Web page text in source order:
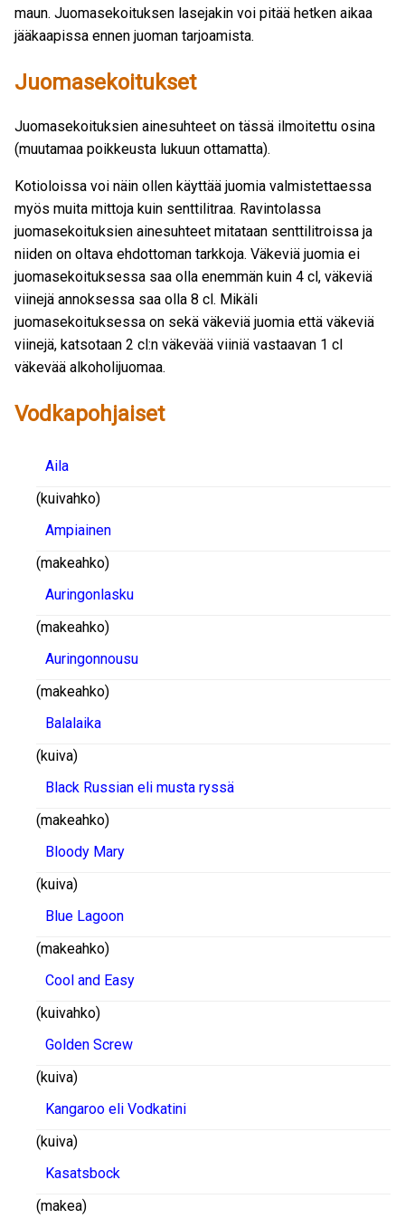
maun. Juomasekoituksen lasejakin voi pitää hetken aikaa
jääkaapissa ennen juoman tarjoamista.
Juomasekoitukset
Juomasekoituksien ainesuhteet on tässä ilmoitettu osina
(muutamaa poikkeusta lukuun ottamatta).
Kotioloissa voi näin ollen käyttää juomia valmistettaessa
myös muita mittoja kuin senttilitraa. Ravintolassa
juomasekoituksien ainesuhteet mitataan senttilitroissa ja
niiden on oltava ehdottoman tarkkoja. Väkeviä juomia ei
juomasekoituksessa saa olla enemmän kuin 4 cl, väkeviä
viinejä annoksessa saa olla 8 cl. Mikäli
juomasekoituksessa on sekä väkeviä juomia että väkeviä
viinejä, katsotaan 2 cl:n väkevää viiniä vastaavan 1 cl
väkevää alkoholijuomaa.
Vodkapohjaiset
Aila
(kuivahko)
Ampiainen
(makeahko)
Auringonlasku
(makeahko)
Auringonnousu
(makeahko)
Balalaika
(kuiva)
Black Russian eli musta ryssä
(makeahko)
Bloody Mary
(kuiva)
Blue Lagoon
(makeahko)
Cool and Easy
(kuivahko)
Golden Screw
(kuiva)
Kangaroo eli Vodkatini
(kuiva)
Kasatsbock
(makea)